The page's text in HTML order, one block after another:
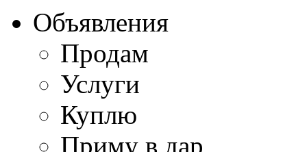
Объявления
Продам
Услуги
Куплю
Приму в дар